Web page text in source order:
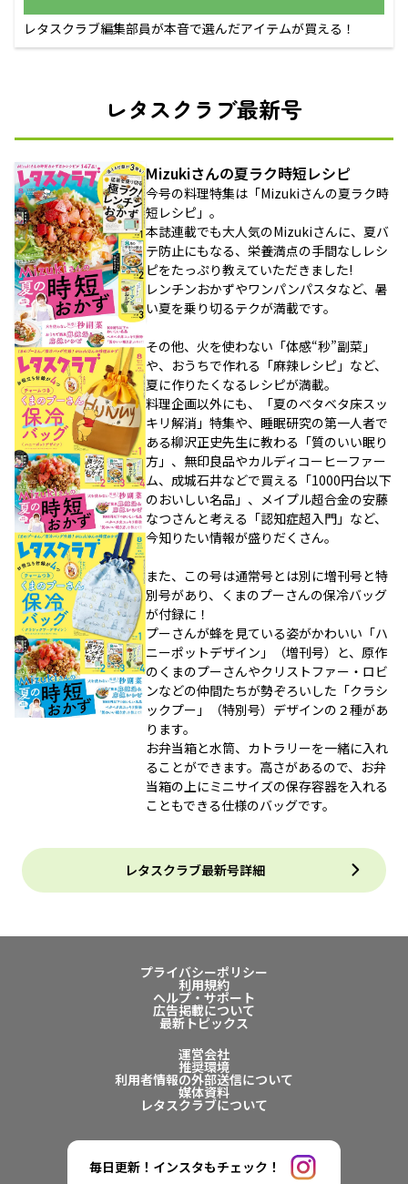
レタスクラブ編集部員が本音で選んだアイテムが買える！
レタスクラブ最新号
Mizukiさんの夏ラク時短レシピ
今号の料理特集は「Mizukiさんの夏ラク時
短レシピ」。
本誌連載でも大人気のMizukiさんに、夏バ
テ防止にもなる、栄養満点の手間なしレシ
ピをたっぷり教えていただきました!
レンチンおかずやワンパンパスタなど、暑
い夏を乗り切るテクが満載です。
その他、火を使わない「体感“秒”副菜」
や、おうちで作れる「麻辣レシピ」など、
夏に作りたくなるレシピが満載。
料理企画以外にも、「夏のベタベタ床スッ
キリ解消」特集や、睡眠研究の第一人者で
ある柳沢正史先生に教わる「質のいい眠り
方」、無印良品やカルディコーヒーファー
ム、成城石井などで買える「1000円台以下
のおいしい名品」、メイプル超合金の安藤
なつさんと考える「認知症超入門」など、
今知りたい情報が盛りだくさん。
また、この号は通常号とは別に増刊号と特
別号があり、くまのプーさんの保冷バッグ
が付録に！
プーさんが蜂を見ている姿がかわいい「ハ
ニーポットデザイン」（増刊号）と、原作
のくまのプーさんやクリストファー・ロビ
ンなどの仲間たちが勢ぞろいした「クラシ
ックプー」（特別号）デザインの２種があ
ります。
お弁当箱と水筒、カトラリーを一緒に入れ
ることができます。高さがあるので、お弁
当箱の上にミニサイズの保存容器を入れる
こともできる仕様のバッグです。
レタスクラブ最新号詳細
プライバシーポリシー
利用規約
ヘルプ・サポート
広告掲載について
最新トピックス
運営会社
推奨環境
利用者情報の外部送信について
媒体資料
レタスクラブについて
毎日更新！インスタもチェック！